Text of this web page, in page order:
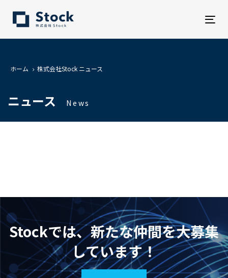
ホーム 株式会社Stock ニュース
ニュース News
Stockでは、新たな仲間を大募集
しています！